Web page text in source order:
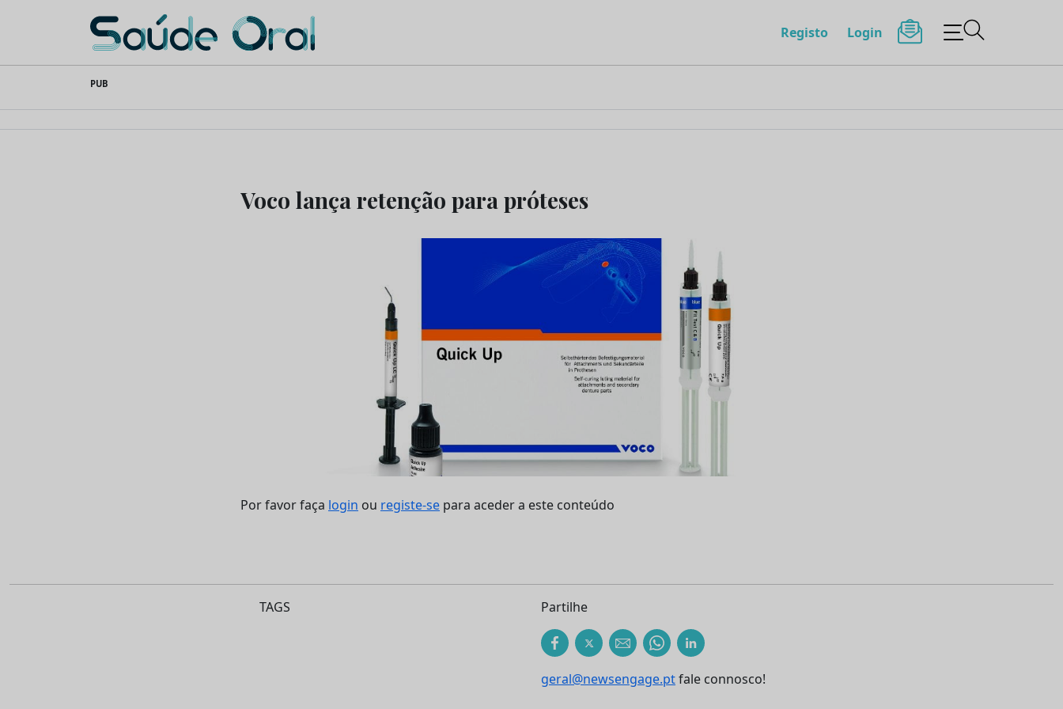
content
Saúde Oral Registo Login
PUB
Voco lança retenção para próteses
Por favor faça login ou registe-se para aceder a este conteúdo
TAGS Partilhe
geral@newsengage.ptfale connosco!